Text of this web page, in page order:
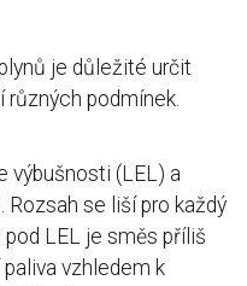
je důležité určit
různých podmínek.
výbušnosti (LEL) a
Rozsah se liší pro každý
LEL je směs příliš
vzhledem k